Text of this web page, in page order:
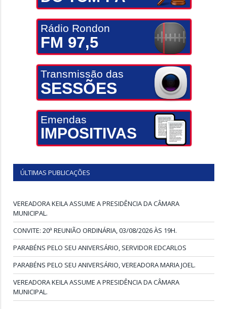
Rádio Rondon
FM 97,5
Transmissão das
SESSÕES
Emendas
IMPOSITIVAS
ÚLTIMAS PUBLICAÇÕES
VEREADORA KEILA ASSUME A PRESIDÊNCIA DA CÂMARA
MUNICIPAL.
CONVITE: 20ª REUNIÃO ORDINÁRIA, 03/08/2026 ÀS 19H.
PARABÉNS PELO SEU ANIVERSÁRIO, SERVIDOR EDCARLOS
PARABÉNS PELO SEU ANIVERSÁRIO, VEREADORA MARIA JOEL.
VEREADORA KEILA ASSUME A PRESIDÊNCIA DA CÂMARA
MUNICIPAL.